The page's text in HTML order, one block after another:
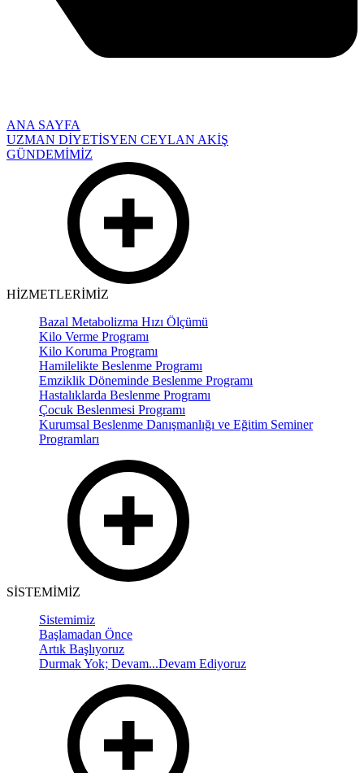
ANA SAYFA
UZMAN DİYETİSYEN CEYLAN AKİŞ
GÜNDEMİMİZ
HİZMETLERİMİZ
Bazal Metabolizma Hızı Ölçümü
Kilo Verme Programı
Kilo Koruma Programı
Hamilelikte Beslenme Programı
Emziklik Döneminde Beslenme Programı
Hastalıklarda Beslenme Programı
Çocuk Beslenmesi Programı
Kurumsal Beslenme Danışmanlığı ve Eğitim Seminer
Programları
SİSTEMİMİZ
Sistemimiz
Başlamadan Önce
Artık Başlıyoruz
Durmak Yok; Devam...Devam Ediyoruz